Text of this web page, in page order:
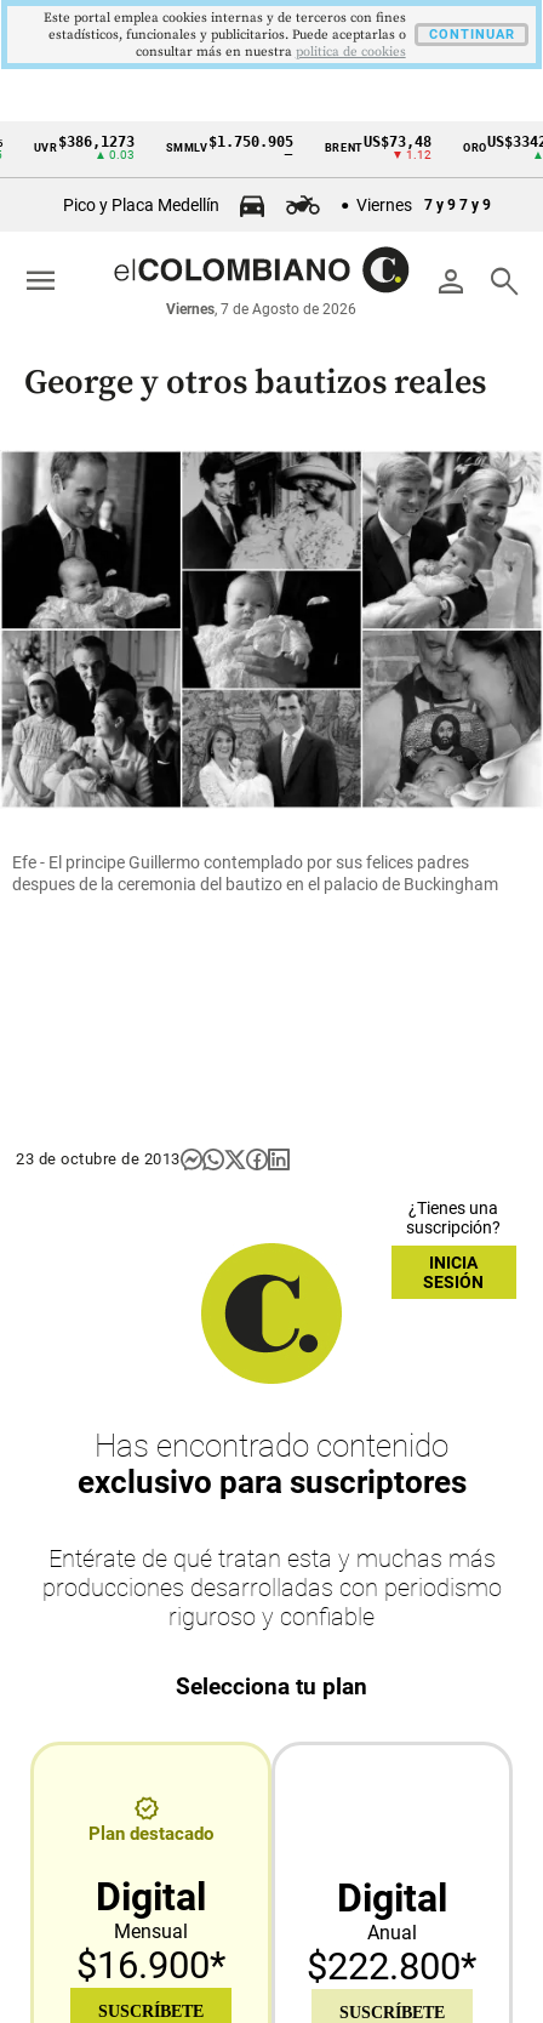
Cintillo
económicos
Colombia
▲ 0.03
SMMLV $1.750.905 BRENT US$73,48
▼ 1.12
OROUS$3342,60
▲ 8.20
Pico y Placa Medellín Viernes 7 y 9 7 y 9
person search
Viernes, 7 de Agosto de 2026
menu
George y otros bautizos reales
Efe - El principe Guillermo contemplado por sus felices padres
despues de la ceremonia del bautizo en el palacio de Buckingham
23 de octubre de 2013
¿Tienes una
suscripción?
INICIA
SESIÓN
Has encontrado contenido
exclusivo para suscriptores
Entérate de qué tratan esta y muchas más
producciones desarrolladas con periodismo
riguroso y confiable
Selecciona tu plan
Plan destacado
Digital
Mensual
$16.900*
SUSCRÍBETE
Digital
Anual
$222.800*
SUSCRÍBETE
Este portal emplea cookies internas y de terceros con fines
estadísticos, funcionales y publicitarios. Puede aceptarlas o
consultar más en nuestra politica de cookies
CONTINUAR